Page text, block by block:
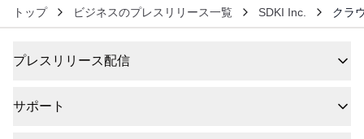
トップ ビジネスのプレスリリース一覧 SDKI Inc. クラ
プレスリリース配信
サポート